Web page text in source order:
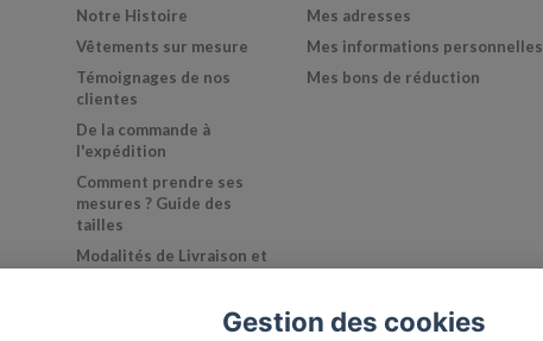
Notre Histoire
Vêtements sur mesure
Témoignages de nos
clientes
De la commande à
l'expédition
Comment prendre ses
mesures ? Guide des
tailles
Modalités de Livraison et
Mes adresses
Mes informations personnelles
Mes bons de réduction
Gestion des cookies